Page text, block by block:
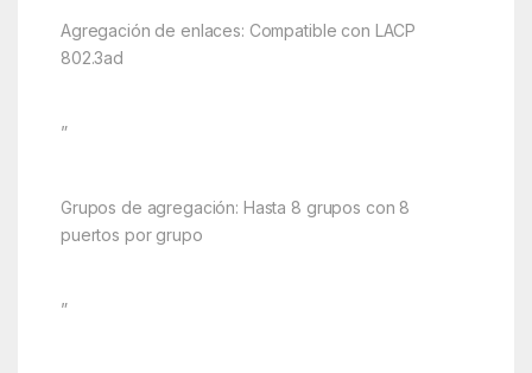
Agregación de enlaces: Compatible con LACP
802.3ad
”
Grupos de agregación: Hasta 8 grupos con 8
puertos por grupo
”